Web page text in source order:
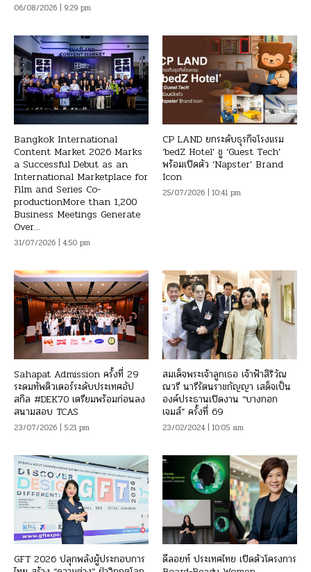
06/08/2026 | 9:29 pm
Bangkok International
Content Market 2026 Marks
a Successful Debut as an
International Marketplace for
Film and Series Co-
productionMore than 1,200
Business Meetings Generate
Over...
31/07/2026 | 4:50 pm
CP LAND ยกระดับธุรกิจโรงแรม
‘bedZ Hotel’ ชู ‘Guest Tech’
พร้อมเปิดตัว ‘Napster’ Brand
Icon
25/07/2026 | 10:41 pm
Sahapat Admission ครั้งที่ 29
ระดมทัพติวเตอร์ระดับประเทศอัป
สกิล #DEK70 เตรียมพร้อมก่อนลง
สนามสอบ TCAS
23/07/2026 | 5:21 pm
สมเด็จพระเจ้าลูกเธอ เจ้าฟ้าสิริวัณ
ณวรี นารีรัตนราชกัญญา เสด็จเป็น
องค์ประธานเปิดงาน “บางกอก
เจมส์” ครั้งที่ 69
23/02/2024 | 10:05 am
GFT 2026 ปลุกพลังผู้ประกอบการ
ดีลอยท์ ประเทศไทย เปิดตัวโครงการ